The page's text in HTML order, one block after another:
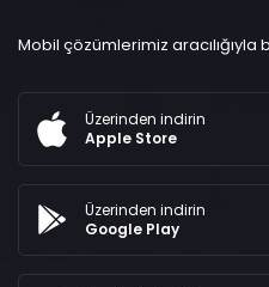
Mobil çözümlerimiz aracılığıyla
Üzerinden indirin
Apple Store
Üzerinden indirin
Google Play